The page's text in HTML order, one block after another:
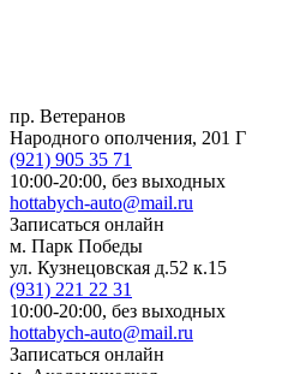
пр. Ветеранов
Народного ополчения, 201 Г
(921) 905 35 71
10:00-20:00, без выходных
hottabych-auto@mail.ru
Записаться онлайн
м. Парк Победы
ул. Кузнецовская д.52 к.15
(931) 221 22 31
10:00-20:00, без выходных
hottabych-auto@mail.ru
Записаться онлайн